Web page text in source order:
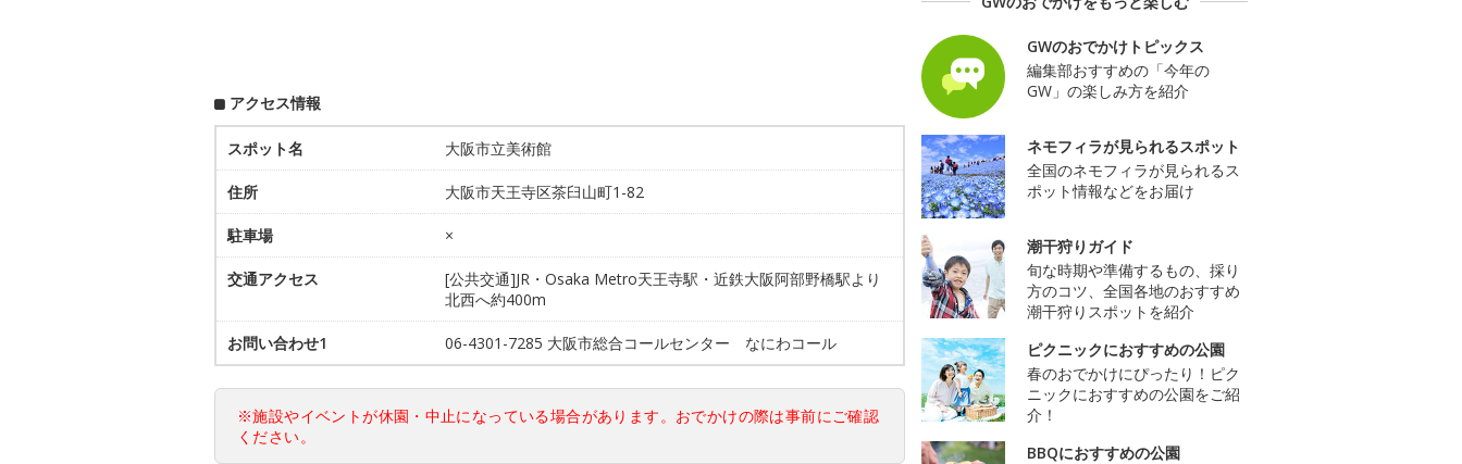
アクセス情報
スポット名 大阪市立美術館
住所 大阪市天王寺区茶臼山町1-82
駐車場 ×
交通アクセス
[公共交通]JR・Osaka Metro天王寺駅・近鉄大阪阿部野橋駅より
北西へ約400m
お問い合わせ1 06-4301-7285 大阪市総合コールセンター なにわコール
※施設やイベントが休園・中止になっている場合があります。おでかけの際は事前にご確認
ください。
GWのおでかけトピックス
編集部おすすめの「今年の
GW」の楽しみ方を紹介
ネモフィラが見られるスポット
全国のネモフィラが見られるス
ポット情報などをお届け
潮干狩りガイド
旬な時期や準備するもの、採り
方のコツ、全国各地のおすすめ
潮干狩りスポットを紹介
ピクニックにおすすめの公園
春のおでかけにぴったり！ピク
ニックにおすすめの公園をご紹
介！
BBQにおすすめの公園